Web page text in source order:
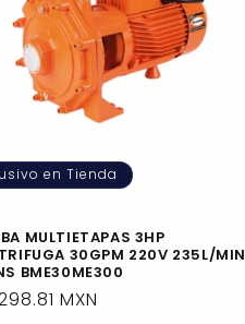
en Tienda
MULTIETAPAS 3HP
30GPM 220V 235L/MIN
BME30ME300
MXN